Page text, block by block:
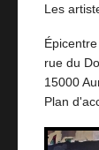
Les
rue du
15000
Plan